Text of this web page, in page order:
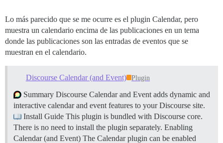
Lo más parecido que se me ocurre es el plugin Calendar, pero
muestra un calendario encima de las publicaciones en un tema
donde las publicaciones son las entradas de eventos que se
muestran en el calendario.
Discourse Calendar (and Event) Plugin
Summary Discourse Calendar and Event adds dynamic and
interactive calendar and event features to your Discourse site.
Install Guide This plugin is bundled with Discourse core.
There is no need to install the plugin separately. Enabling
Calendar (and Event) The Calendar plugin can be enabled